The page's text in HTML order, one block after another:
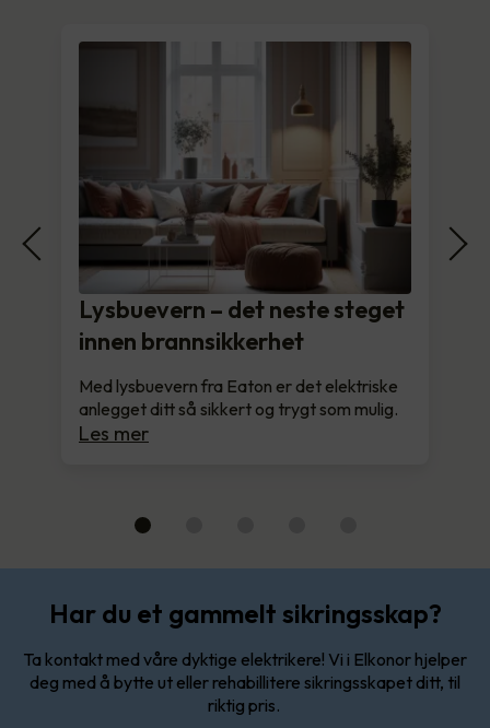
Lysbuevern – det neste steget
innen brannsikkerhet
Med lysbuevern fra Eaton er det elektriske
anlegget ditt så sikkert og trygt som mulig.
Les mer
Har du et gammelt sikringsskap?
Ta kontakt med våre dyktige elektrikere! Vi i Elkonor hjelper
deg med å bytte ut eller rehabillitere sikringsskapet ditt, til
riktig pris.